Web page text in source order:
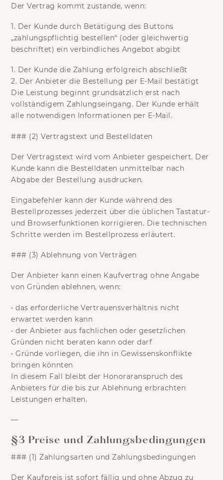
Der Vertrag kommt zustande, wenn:
1. Der Kunde durch Betätigung des Buttons
„zahlungspflichtig bestellen“ (oder gleichwertig
beschriftet) ein verbindliches Angebot abgibt
1. Der Kunde die Zahlung erfolgreich abschließt
2. Der Anbieter die Bestellung per E-Mail bestätigt
Die Leistung beginnt grundsätzlich erst nach
vollständigem Zahlungseingang. Der Kunde erhält
alle notwendigen Informationen per E-Mail.
### (2) Vertragstext und Bestelldaten
Der Vertragstext wird vom Anbieter gespeichert. Der
Kunde kann die Bestelldaten unmittelbar nach
Abgabe der Bestellung ausdrucken.
Eingabefehler kann der Kunde während des
Bestellprozesses jederzeit über die üblichen Tastatur-
und Browserfunktionen korrigieren. Die technischen
Schritte werden im Bestellprozess erläutert.
### (3) Ablehnung von Verträgen
Der Anbieter kann einen Kaufvertrag ohne Angabe
von Gründen ablehnen, wenn:
•das erforderliche Vertrauensverhältnis nicht
erwartet werden kann
•der Anbieter aus fachlichen oder gesetzlichen
Gründen nicht beraten kann oder darf
•Gründe vorliegen, die ihn in Gewissenskonflikte
bringen könnten
In diesem Fall bleibt der Honoraranspruch des
Anbieters für die bis zur Ablehnung erbrachten
Leistungen erhalten.
—
§3 Preise und Zahlungsbedingungen
### (1) Zahlungsarten und Zahlungsbedingungen
Der Kaufpreis ist sofort fällig und ohne Abzug zu